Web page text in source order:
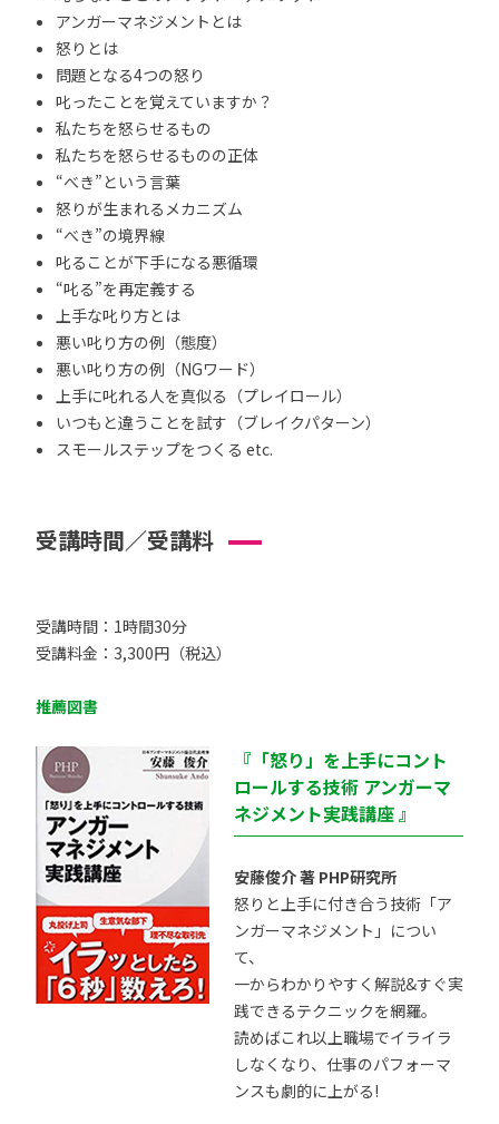
アンガーマネジメントとは
怒りとは
問題となる4つの怒り
叱ったことを覚えていますか？
私たちを怒らせるもの
私たちを怒らせるものの正体
“べき”という言葉
怒りが生まれるメカニズム
“べき”の境界線
叱ることが下手になる悪循環
“叱る”を再定義する
上手な叱り方とは
悪い叱り方の例（態度）
悪い叱り方の例（NGワード）
上手に叱れる人を真似る（プレイロール）
いつもと違うことを試す（ブレイクパターン）
スモールステップをつくる etc.
受講時間／受講料
受講時間：1時間30分
受講料金：3,300円（税込）
推薦図書
『「怒り」を上手にコント
ロールする技術 アンガーマ
ネジメント実践講座 』
安藤俊介 著 PHP研究所
怒りと上手に付き合う技術「ア
ンガーマネジメント」につい
て、
一からわかりやすく解説&すぐ実
践できるテクニックを網羅。
読めばこれ以上職場でイライラ
しなくなり、仕事のパフォーマ
ンスも劇的に上がる!